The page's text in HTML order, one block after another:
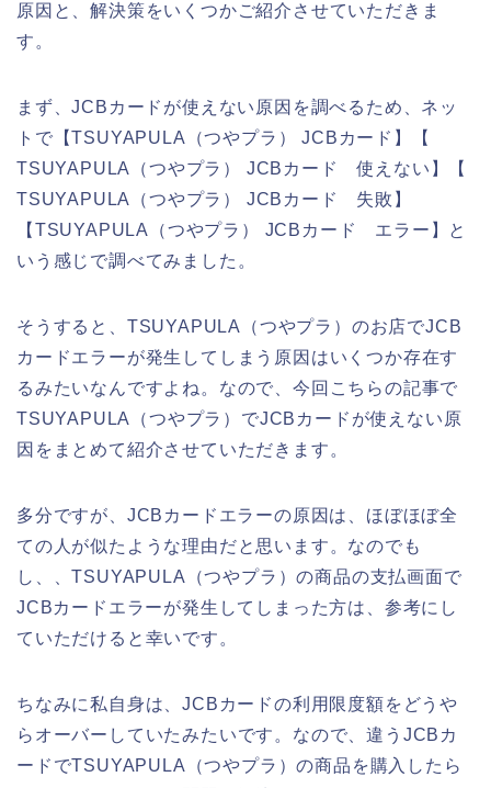
原因と、解決策をいくつかご紹介させていただきま
す。
まず、JCBカードが使えない原因を調べるため、ネッ
トで【TSUYAPULA（つやプラ） JCBカード】【
TSUYAPULA（つやプラ） JCBカード 使えない】【
TSUYAPULA（つやプラ） JCBカード 失敗】
【TSUYAPULA（つやプラ） JCBカード エラー】と
いう感じで調べてみました。
そうすると、TSUYAPULA（つやプラ）のお店でJCB
カードエラーが発生してしまう原因はいくつか存在す
るみたいなんですよね。なので、今回こちらの記事で
TSUYAPULA（つやプラ）でJCBカードが使えない原
因をまとめて紹介させていただきます。
多分ですが、JCBカードエラーの原因は、ほぼほぼ全
ての人が似たような理由だと思います。なのでも
し、、TSUYAPULA（つやプラ）の商品の支払画面で
JCBカードエラーが発生してしまった方は、参考にし
ていただけると幸いです。
ちなみに私自身は、JCBカードの利用限度額をどうや
らオーバーしていたみたいです。なので、違うJCBカ
ードでTSUYAPULA（つやプラ）の商品を購入したら